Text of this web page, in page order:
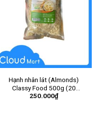
Hạnh nhân lát (Almonds)
Classy Food 500g (20
gói/thùng) – Gói
250.000₫